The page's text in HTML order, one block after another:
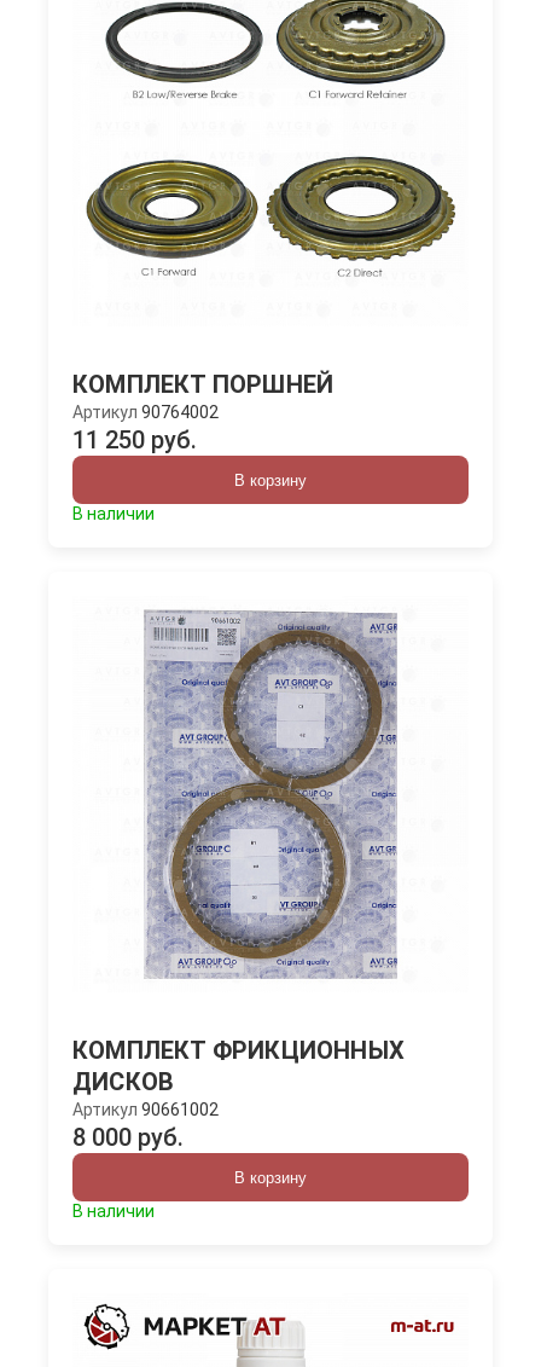
КОМПЛЕКТ ПОРШНЕЙ
Артикул 90764002
11 250 руб.
В корзину
В наличии
КОМПЛЕКТ ФРИКЦИОННЫХ
ДИСКОВ
Артикул 90661002
8 000 руб.
В корзину
В наличии